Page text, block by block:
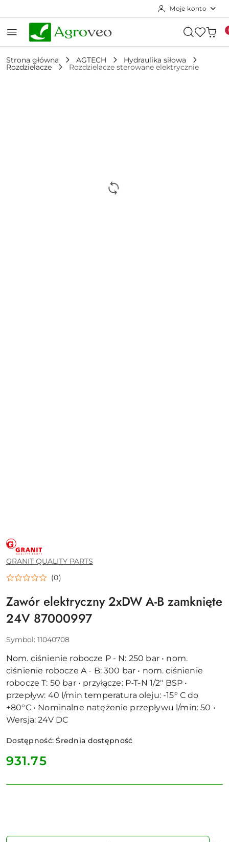
Moje konto
Strona główna AGTECH Hydraulika siłowa
Rozdzielacze Rozdzielacze sterowane elektrycznie
GRANIT
QUALITY
PARTS
GRANIT QUALITY PARTS
(0)
Zawór elektryczny 2xDW A-B zamknięte
24V 87000997
Symbol: 11040708
Nom. ciśnienie robocze P - N: 250 bar • nom.
ciśnienie robocze A - B: 300 bar • nom. ciśnienie
robocze T: 50 bar • przyłącze: P-T-N 1/2" BSP •
przepływ: 40 l/min temperatura oleju: -15° C do
+80°C • Nominalne natężenie przepływu l/min: 50 •
Wersja: 24V DC
Dostępność:Średnia dostępność
cena:
931.75